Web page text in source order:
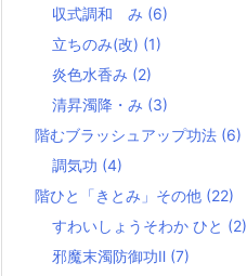
収式調和 み (6)
立ちのみ(改) (1)
炎色水香み (2)
清昇濁降・み (3)
階むブラッシュアップ功法 (6)
調気功 (4)
階ひと「きとみ」その他 (22)
すわいしょうそわか ひと (2)
邪魔末濁防御功Ⅱ (7)